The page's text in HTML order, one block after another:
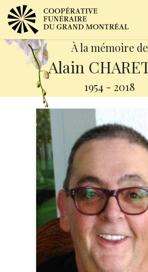
À la mémoire de
Alain
1954 - 2018